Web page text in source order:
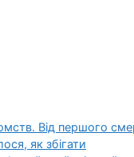
Від першого
як збігати